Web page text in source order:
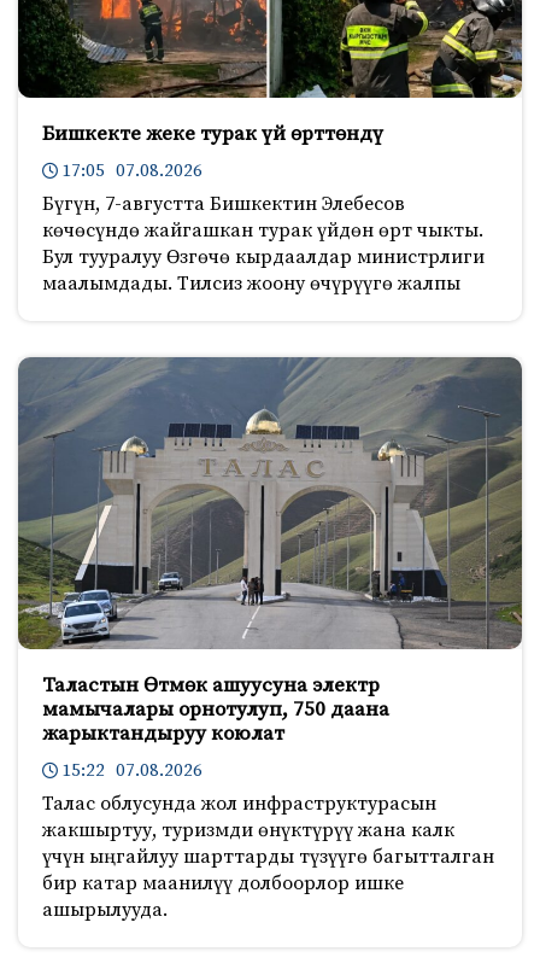
Бишкекте жеке турак үй өрттөндү
17:05 07.08.2026
Бүгүн, 7-августта Бишкектин Элебесов
көчөсүндө жайгашкан турак үйдөн өрт чыкты.
Бул тууралуу Өзгөчө кырдаалдар министрлиги
маалымдады. Тилсиз жоону өчүрүүгө жалпы
Таластын Өтмөк ашуусуна электр
мамычалары орнотулуп, 750 даана
жарыктандыруу коюлат
15:22 07.08.2026
Талас облусунда жол инфраструктурасын
жакшыртуу, туризмди өнүктүрүү жана калк
үчүн ыңгайлуу шарттарды түзүүгө багытталган
бир катар маанилүү долбоорлор ишке
ашырылууда.